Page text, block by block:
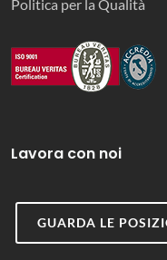
Politica per la Qualità
Lavora con noi
GUARDA LE